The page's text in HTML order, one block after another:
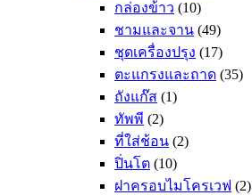
กล่องข้าว (10)
ชามและจาน (49)
ชุดเครื่องปรุง (17)
ตะแกรงและถาด (35)
ถังแก๊ส (1)
ทัพพี (2)
ที่ใส่ช้อน (2)
ปิ่นโต (10)
ฝาครอบไมโครเวฟ (2)